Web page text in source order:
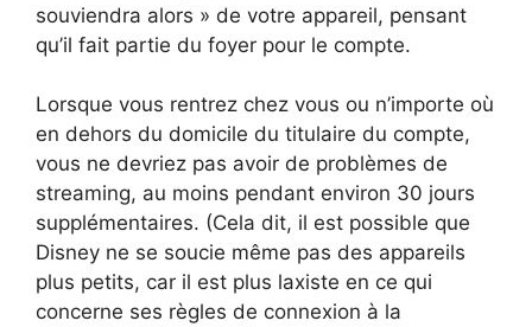
souviendra alors » de votre appareil, pensant
qu’il fait partie du foyer pour le compte.
Lorsque vous rentrez chez vous ou n’importe où
en dehors du domicile du titulaire du compte,
vous ne devriez pas avoir de problèmes de
streaming, au moins pendant environ 30 jours
supplémentaires. (Cela dit, il est possible que
Disney ne se soucie même pas des appareils
plus petits, car il est plus laxiste en ce qui
concerne ses règles de connexion à la